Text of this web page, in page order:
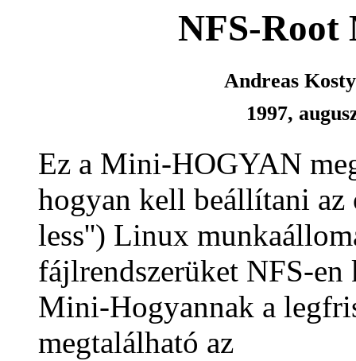
NFS-
Andreas
1997,
Ez a Mini-HOGYAN
hogyan kell beállítani
less'') Linux
fájlrendszerüket NFS-
Mini-Hogyannak a
megtalálható az